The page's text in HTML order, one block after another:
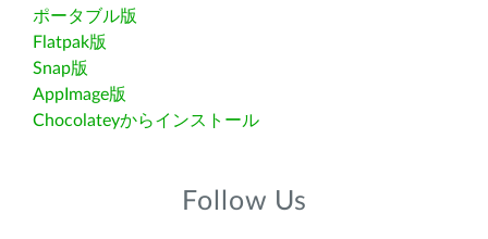
ポータブル版
Flatpak版
Snap版
AppImage版
Chocolateyからインストール
Follow Us